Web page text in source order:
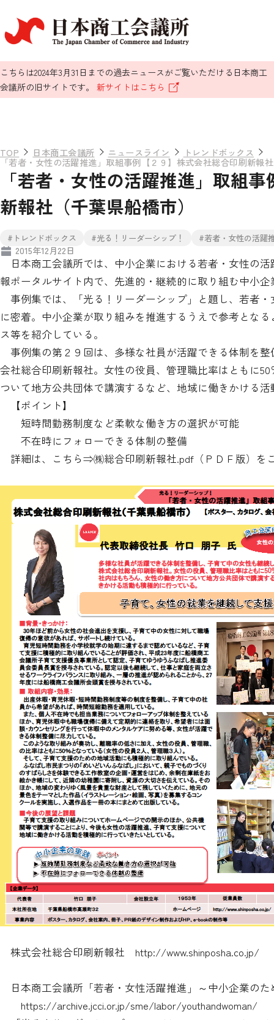
こちらは2024年3月31日までの過去ニュースがご覧いただける日本商工
会議所の旧サイトです。 新サイトはこちら
TOP 日本商工会議所 ニュースライン トレンドボックス
「若者・女性の活躍推進」取組事例【２９】株式会社総合印刷新報
「若者・女性の活躍推進」取組
新報社（千葉県船橋市）
#トレンドボックス #光る！リーダーシップ！ #若者・女性の活躍
2015年12月22日
日本商工会議所では、中小企業における若者・女性の
報ポータルサイト内で、先進的・継続的に取り組む中小
事例集では、「光る！リーダーシップ」と題し、若者
に密着。中小企業が取り組みを推進するうえで参考とな
ス等を紹介している。
事例集の第２９回は、多様な社員が活躍できる体制を
会社総合印刷新報社。女性の役員、管理職比率はともに
ついて地方公共団体で講演するなど、地域に働きかける
【ポイント】
短時間勤務制度など柔軟な働き方の選択が可能
不在時にフォローできる体制の整備
詳細は、こちら⇒㈱総合印刷新報社.pdf （ＰＤＦ版）を
株式会社総合印刷新報社 http://www.shinposha.co.jp/
日本商工会議所「若者・女性活躍推進」～中小企業の
https://archive.jcci.or.jp/sme/labor/youthandwoman/